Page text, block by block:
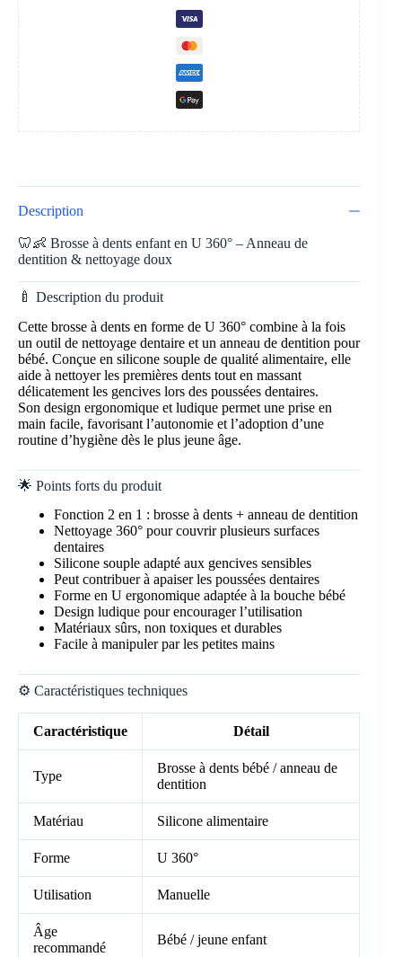
Description
🦷👶 Brosse à dents enfant en U 360° – Anneau de
dentition & nettoyage doux
🍼 Description du produit
Cette brosse à dents en forme de U 360° combine à la fois
un outil de nettoyage dentaire et un anneau de dentition pour
bébé. Conçue en silicone souple de qualité alimentaire, elle
aide à nettoyer les premières dents tout en massant
délicatement les gencives lors des poussées dentaires.
Son design ergonomique et ludique permet une prise en
main facile, favorisant l’autonomie et l’adoption d’une
routine d’hygiène dès le plus jeune âge.
🌟 Points forts du produit
Fonction 2 en 1 : brosse à dents + anneau de dentition
Nettoyage 360° pour couvrir plusieurs surfaces
dentaires
Silicone souple adapté aux gencives sensibles
Peut contribuer à apaiser les poussées dentaires
Forme en U ergonomique adaptée à la bouche bébé
Design ludique pour encourager l’utilisation
Matériaux sûrs, non toxiques et durables
Facile à manipuler par les petites mains
⚙️ Caractéristiques techniques
Caractéristique Détail
Type
Brosse à dents bébé / anneau de
dentition
Matériau Silicone alimentaire
Forme U 360°
Utilisation Manuelle
Âge
recommandé
Bébé / jeune enfant